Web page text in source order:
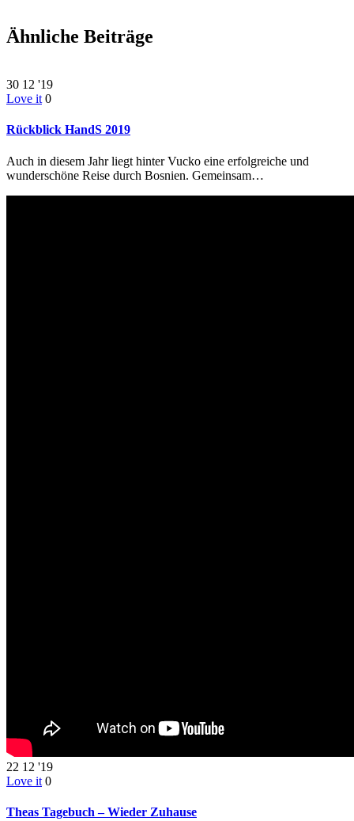
Ähnliche Beiträge
30 12 '19
Love it 0
Rückblick HandS 2019
Auch in diesem Jahr liegt hinter Vucko eine erfolgreiche und
wunderschöne Reise durch Bosnien. Gemeinsam…
22 12 '19
Love it 0
Theas Tagebuch – Wieder Zuhause